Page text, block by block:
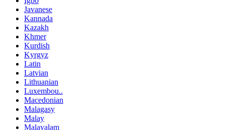
Javanese
Kannada
Kazakh
Khmer
Kurdish
Kyrgyz
Latin
Latvian
Lithuanian
Luxembou..
Macedonian
Malagasy
Malay
Malayalam